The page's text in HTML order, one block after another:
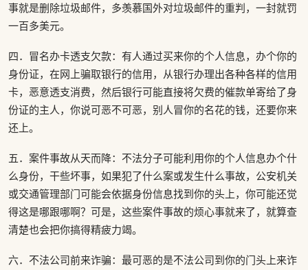
事就是删除垃圾邮件，多羡慕国外对垃圾邮件的重判，一封就罚
一百多美元。
四．冒名办卡透支欠款：有人通过买来你的个人信息，办个你的
身份证，在网上骗取银行的信用，从银行办理出各种各样的信用
卡，恶意透支消费，然后银行可能直接将欠费的催款单寄给了身
份证的主人，你说可恶不可恶，别人冒你的名花的钱，还要你来
还上。
五．案件事故从天而降：不法分子可能利用你的个人信息办个什
么身份，干些坏事，如果犯了什么案或发生什么事故，公安机关
或交通管理部门可能会依据身份信息找到你的头上，你可能还觉
得这是哪跟哪啊？可是，这些案件事故的烦心事就来了，就算查
清楚也会把你搞得精疲力竭。
六．不法公司前来诈骗：最可恶的是不法公司到你的门头上来诈